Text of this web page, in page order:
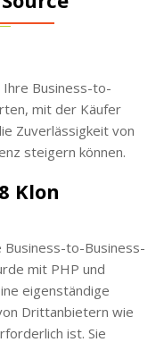
Ihre Business-to-
mit der Käufer
Zuverlässigkeit von
steigern können.
Klon
to-Business-
mit PHP und
eigenständige
Drittanbietern wie
ist. Sie